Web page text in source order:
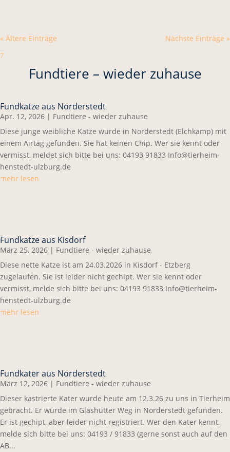
« Ältere Einträge Nächste Einträge »
7
Fundtiere – wieder zuhause
Fundkatze aus Norderstedt
Apr. 12, 2026 | Fundtiere - wieder zuhause
Diese junge weibliche Katze wurde in Norderstedt (Elchkamp) mit
einem Airtag gefunden. Sie hat keinen Chip. Wer sie kennt oder
vermisst, meldet sich bitte bei uns: 04193 91833 Info@tierheim-
henstedt-ulzburg.de
mehr lesen
Fundkatze aus Kisdorf
März 25, 2026 | Fundtiere - wieder zuhause
Diese nette Katze ist am 24.03.2026 in Kisdorf - Etzberg
zugelaufen. Sie ist leider nicht gechipt. Wer sie kennt oder
vermisst, melde sich bitte bei uns: 04193 91833 Info@tierheim-
henstedt-ulzburg.de
mehr lesen
Fundkater aus Norderstedt
März 12, 2026 | Fundtiere - wieder zuhause
Dieser kastrierte Kater wurde heute am 12.3.26 zu uns in Tierheim
gebracht. Er wurde im Glashütter Weg in Norderstedt gefunden.
Er ist gechipt, aber leider nicht registriert. Wer den Kater kennt,
melde sich bitte bei uns: 04193 / 91833 (gerne sonst auch auf den
AB...